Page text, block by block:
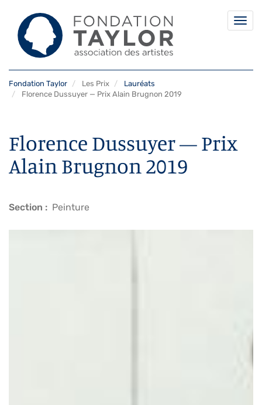
au
Fondation Taylor Les Prix
Lauréats
Florence Dussuyer — Prix Alain Brugnon 2019
Florence Dussuyer — Prix
Alain Brugnon 2019
Section Peinture